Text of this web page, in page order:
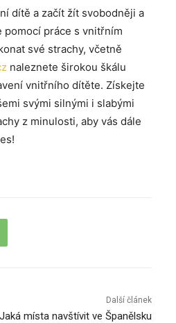
dítě a začít žít svobodněji a
pomocí práce s vnitřním
své strachy, včetně
naleznete širokou škálu
vnitřního dítěte. Získejte
svými silnými i slabými
z minulosti, aby vás dále
Další článek
Jaká místa navštívit ve Španělsku